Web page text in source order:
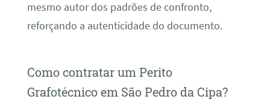
mesmo autor dos padrões de confronto,
reforçando a autenticidade do documento.
Como contratar um Perito
Grafotécnico em São Pedro da Cipa?